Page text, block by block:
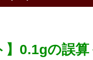
】0.1gの誤